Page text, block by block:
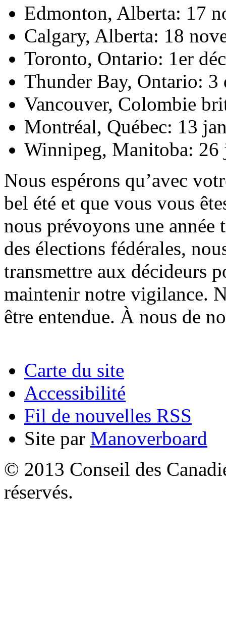
Edmonton, Alberta: 17
Calgary, Alberta: 18
Toronto, Ontario: 1er
Thunder Bay, Ontario: 3
Vancouver, Colombie
Montréal, Québec: 13
Winnipeg, Manitoba: 26
Nous espérons qu’avec
bel été et que vous vous
nous prévoyons une année
des élections fédérales,
transmettre aux décideurs
maintenir notre vigilance.
être entendue. À nous de
Carte du site
Accessibilité
Fil de nouvelles RSS
Site par Manoverboard
© 2013 Conseil des
réservés.